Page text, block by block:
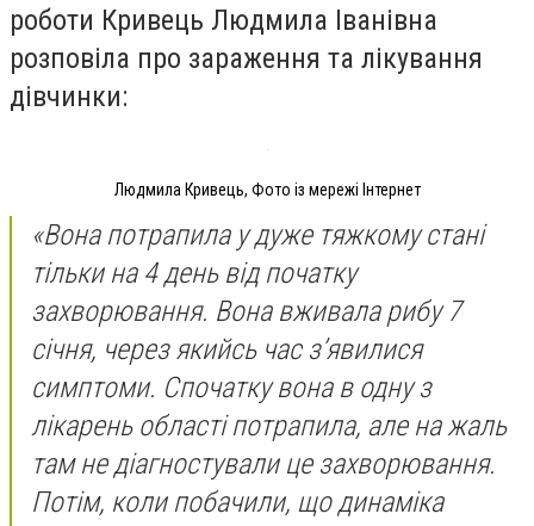
роботи Кривець Людмила Іванівна
розповіла про зараження та лікування
дівчинки:
Людмила Кривець, Фото із мережі Інтернет
«Вона потрапила у дуже тяжкому стані
тільки на 4 день від початку
захворювання. Вона вживала рибу 7
січня, через якийсь час з’явилися
симптоми. Спочатку вона в одну з
лікарень області потрапила, але на жаль
там не діагностували це захворювання.
Потім, коли побачили, що динаміка